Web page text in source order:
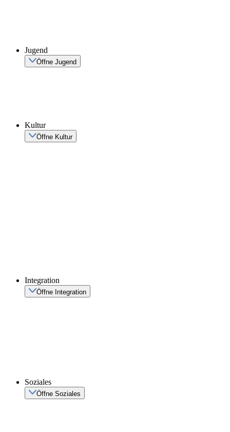
Jugend
Öffne Jugend
Kultur
Öffne Kultur
Integration
Öffne Integration
Soziales
Öffne Soziales